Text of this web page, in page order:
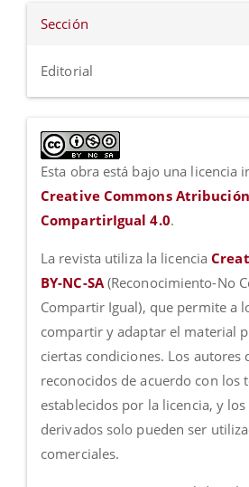
Sección
Editorial
Esta obra está bajo una licencia
Creative Commons
CompartirIgual 4.0.
La revista utiliza la licencia
BY-NC-SA(Reconocimiento-No
Compartir Igual), que permite a
compartir y adaptar el material
ciertas condiciones. Los autores
reconocidos de acuerdo con los
establecidos por la licencia, y
derivados solo pueden ser
comerciales.